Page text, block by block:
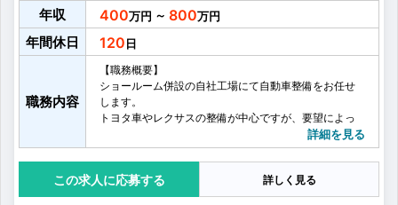
※ 店長の約半数がサービス出身者です。
※ 上記内容は一例です...
年収 400 ～ 800
年間休日 120
職務内容
【職務概要】
ショールーム併設の自社工場にて自動車整備をお任せ
します。
トヨタ車やレクサスの整備が中心ですが、要望によっ
ては他メーカーも取り扱っていただきます。
【具体的な業務内容】
・定期点検作業
・車検整備作業
・点検、診断など関連知識の判断業務
詳細を見る
応募する 詳しく見る